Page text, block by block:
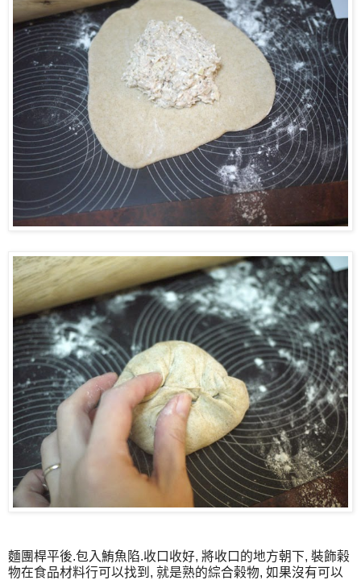
麵團桿平後.包入鮪魚陷.收口收好, 將收口的地方朝下, 裝飾榖
物在食品材料行可以找到, 就是熟的綜合榖物, 如果沒有可以